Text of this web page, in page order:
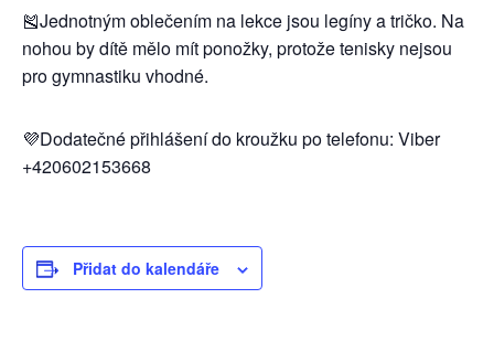
🎽Jednotným oblečením na lekce jsou legíny a tričko. Na
nohou by dítě mělo mít ponožky, protože tenisky nejsou
pro gymnastiku vhodné.
💜Dodatečné přihlášení do kroužku po telefonu: Viber
+420602153668
Přidat do kalendáře